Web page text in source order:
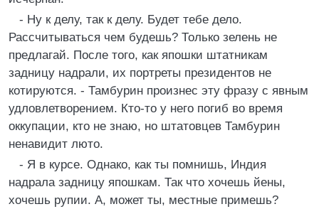
- Ну к делу, так к делу. Будет тебе дело.
Рассчитываться чем будешь? Только зелень не
предлагай. После того, как япошки штатникам
задницу надрали, их портреты президентов не
котируются. - Тамбурин произнес эту фразу с явным
удловлетворением. Кто-то у него погиб во время
оккупации, кто не знаю, но штатовцев Тамбурин
ненавидит люто.
- Я в курсе. Однако, как ты помнишь, Индия
надрала задницу япошкам. Так что хочешь йены,
хочешь рупии. А, может ты, местные примешь?